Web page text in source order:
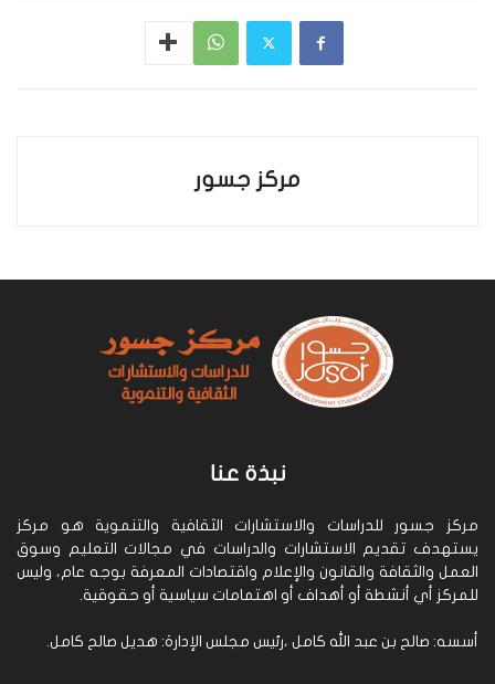
مركز جسور
نبذة عنا
مركز جسور للدراسات والاستشارات الثقافية والتنموية هو مركز
يستهدف تقديم الاستشارات والدراسات في مجالات التعليم وسوق
العمل والثقافة والقانون والإعلام واقتصادات المعرفة بوجه عام، وليس
للمركز أي أنشطة أو أهداف أو اهتمامات سياسية أو حقوقية.
أسسه: صالح بن عبد الله كامل ،رئيس مجلس الإدارة: هديل صالح كامل.